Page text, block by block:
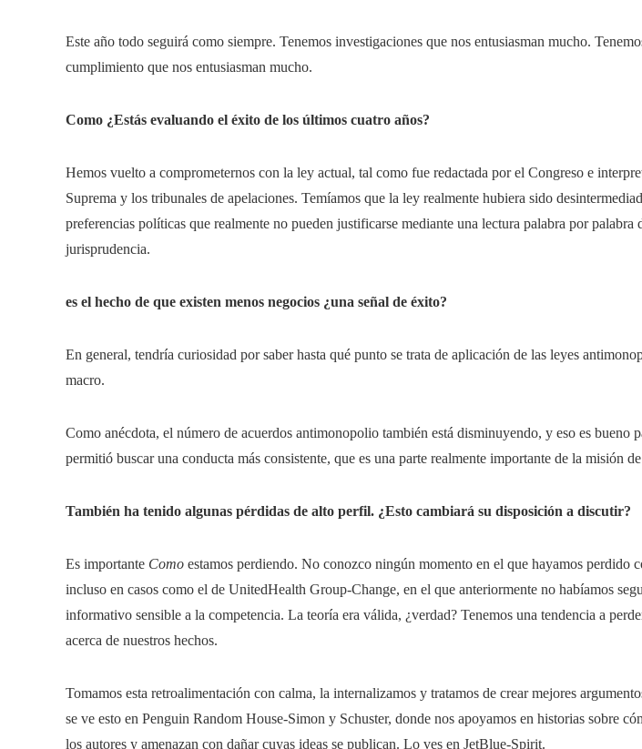
Este año todo seguirá como siempre. Tenemos investigaciones que nos entusiasman mucho.
cumplimiento que nos entusiasman mucho.
Como ¿Estás evaluando el éxito de los últimos cuatro años?
Hemos vuelto a comprometernos con la ley actual, tal como fue redactada por el Congreso e
Suprema y los tribunales de apelaciones. Temíamos que la ley realmente hubiera sido
preferencias políticas que realmente no pueden justificarse mediante una lectura palabra por palabra
jurisprudencia.
es el hecho de que existen menos negocios ¿una señal de éxito?
En general, tendría curiosidad por saber hasta qué punto se trata de aplicación de las leyes
macro.
Como anécdota, el número de acuerdos antimonopolio también está disminuyendo, y eso es bueno
permitió buscar una conducta más consistente, que es una parte realmente importante de la misión
También ha tenido algunas pérdidas de alto perfil. ¿Esto cambiará su disposición a discutir?
Es importante Como estamos perdiendo. No conozco ningún momento en el que hayamos perdido
incluso en casos como el de UnitedHealth Group-Change, en el que anteriormente no habíamos
informativo sensible a la competencia. La teoría era válida, ¿verdad? Tenemos una tendencia a
acerca de nuestros hechos.
Tomamos esta retroalimentación con calma, la internalizamos y tratamos de crear mejores
se ve esto en Penguin Random House-Simon y Schuster, donde nos apoyamos en historias sobre
los autores y amenazan con dañar cuyas ideas se publican. Lo ves en JetBlue-Spirit.